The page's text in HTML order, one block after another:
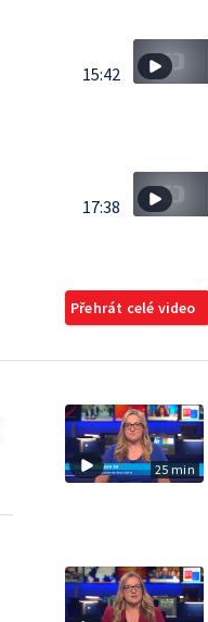
15:42
17:38
Přehrát celé video
25 min